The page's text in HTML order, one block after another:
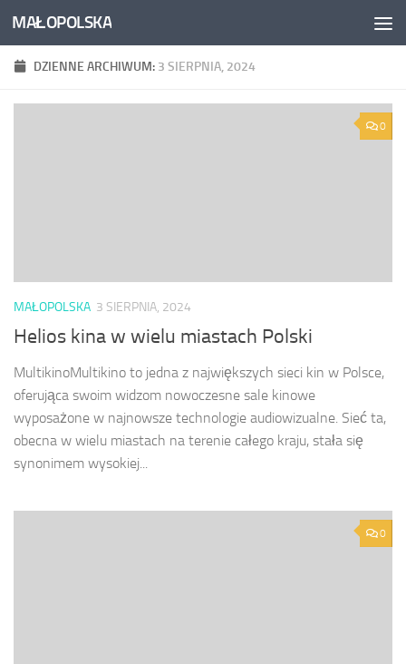
Skip to content
MAŁOPOLSKA
DZIENNE ARCHIWUM: 3 SIERPNIA, 2024
0
MAŁOPOLSKA 3 SIERPNIA, 2024
Helios kina w wielu miastach Polski
MultikinoMultikino to jedna z największych sieci kin w Polsce,
oferująca swoim widzom nowoczesne sale kinowe
wyposażone w najnowsze technologie audiowizualne. Sieć ta,
obecna w wielu miastach na terenie całego kraju, stała się
synonimem wysokiej...
0